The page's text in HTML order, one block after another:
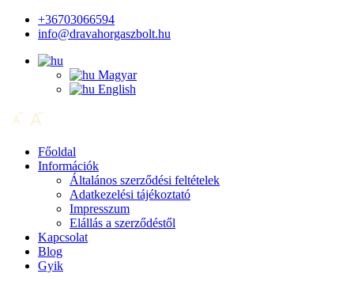
+36703066594
info@dravahorgaszbolt.hu
Magyar
English
Főoldal
Információk
Általános szerződési feltételek
Adatkezelési tájékoztató
Impresszum
Elállás a szerződéstől
Kapcsolat
Blog
Gyik